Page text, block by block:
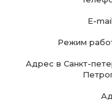
E-
Режим
Адрес в Санкт-